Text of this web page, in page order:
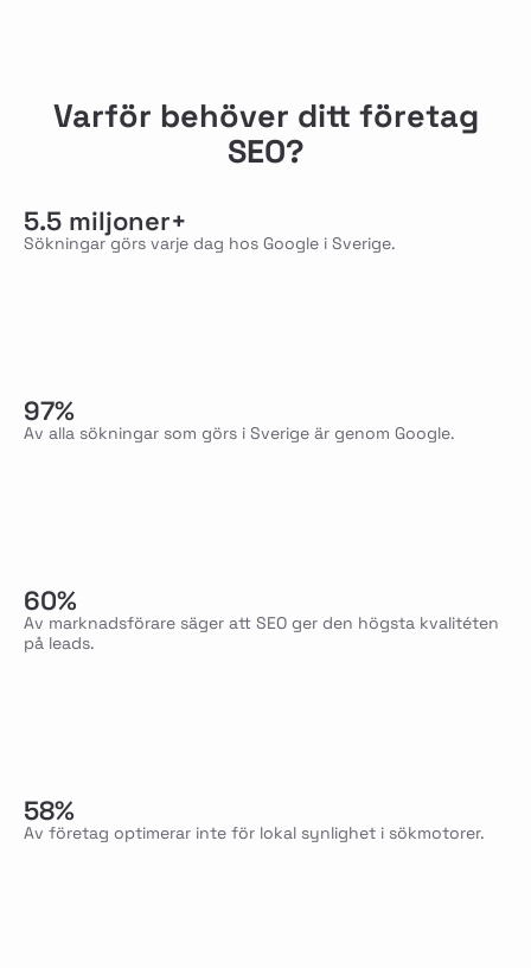
Varför behöver ditt företag
SEO?
5.5 miljoner+
Sökningar görs varje dag hos Google i Sverige.
97%
Av alla sökningar som görs i Sverige är genom Google.
60%
Av marknadsförare säger att SEO ger den högsta kvalitéten
på leads.
58%
Av företag optimerar inte för lokal synlighet i sökmotorer.